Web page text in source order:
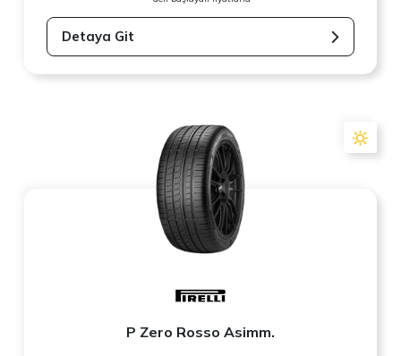
Detaya Git
P Zero Rosso Asimm.